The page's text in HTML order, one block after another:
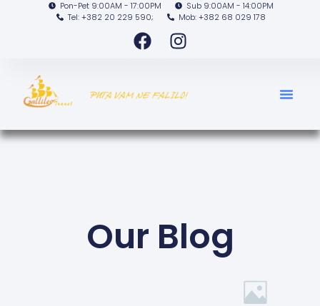
Pon-Pet 9:00AM - 17:00PM
Sub 9:00AM - 14:00PM
Tel: +382 20 229 590;
Mob: +382 68 029 178
Our Blog